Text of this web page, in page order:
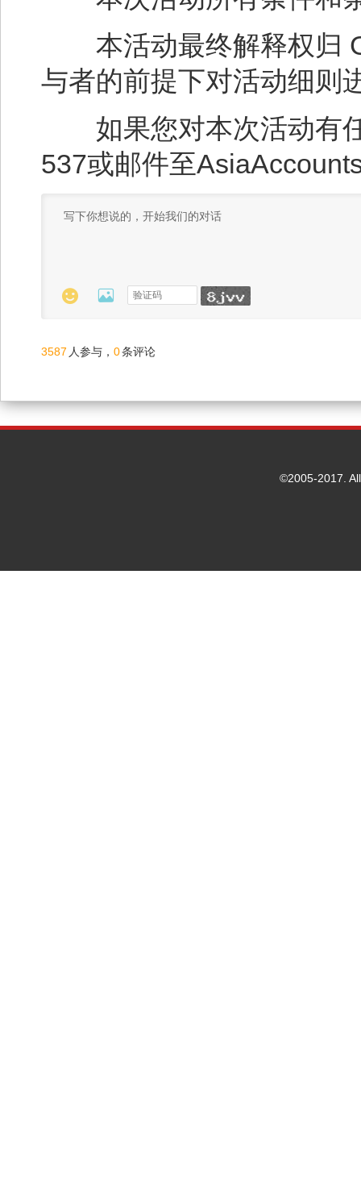
本活动最终解释权归
与者的前提下对活动细则
如果您对本次活动有任
537或邮件至
 
3587 人参与， 0条评论
©2005-2017.